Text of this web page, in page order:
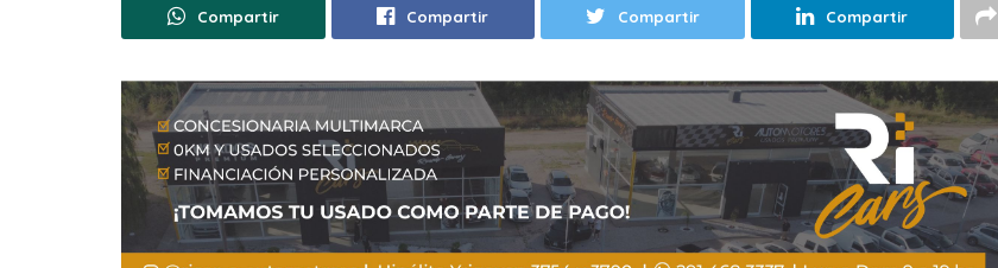
Compartir Compartir Compartir Compartir